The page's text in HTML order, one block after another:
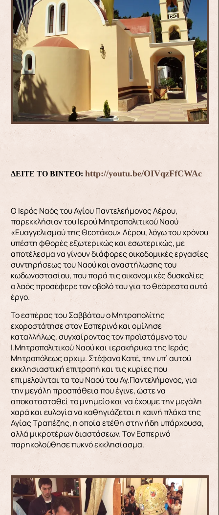
ΔΕΙΤΕ ΤΟ ΒΙΝΤΕΟ: http://youtu.be/OIVqzFfCWAc
Ο Ιερός Ναός του Αγίου Παντελεήμονος Λέρου,
παρεκκλήσιον του Ιερού Μητροπολιτικού Ναού
«Ευαγγελισμού της Θεοτόκου» Λέρου, λόγω του χρόνου
υπέστη φθορές εξωτερικώς και εσωτερικώς, με
αποτέλεσμα να γίνουν διάφορες οικοδομικές εργασίες
συντηρήσεως του Ναού και αναστήλωσης του
κωδωνοστασίου, που παρά τις οικονομικές δυσκολίες
ο λαός προσέφερε τον οβολό του για το θεάρεστο αυτό
έργο.
Το εσπέρας του Σαββάτου ο Μητροπολίτης
εχοροστάτησε στον Εσπερινό και ομίλησε
καταλλήλως, συγχαίροντας τον προϊστάμενο του
Ι.Μητροπολιτικού Ναού και ιεροκήρυκα της Ιεράς
Μητροπόλεως αρχιμ. Στέφανο Κατέ, την υπ’ αυτού
εκκλησιαστική επιτροπή και τις κυρίες που
επιμελούνται τα του Ναού του Αγ.Παντελήμονος, για
την μεγάλη προσπάθεια που έγινε, ώστε να
αποκατασταθεί το μνημείο και να έχουμε την μεγάλη
χαρά και ευλογία να καθηγιάζεται η καινή πλάκα της
Αγίας Τραπέζης, η οποία ετέθη στην ήδη υπάρχουσα,
αλλά μικροτέρων διαστάσεων. Τον Εσπερινό
παρηκολούθησε πυκνό εκκλησίασμα.